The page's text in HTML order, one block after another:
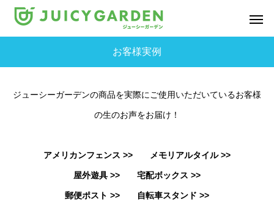
お客様実例
ジューシーガーデンの商品を実際にご使用いただいているお客様
の生のお声をお届け！
アメリカンフェンス >> メモリアルタイル >>
屋外遊具 >> 宅配ボックス >>
郵便ポスト >> 自転車スタンド >>